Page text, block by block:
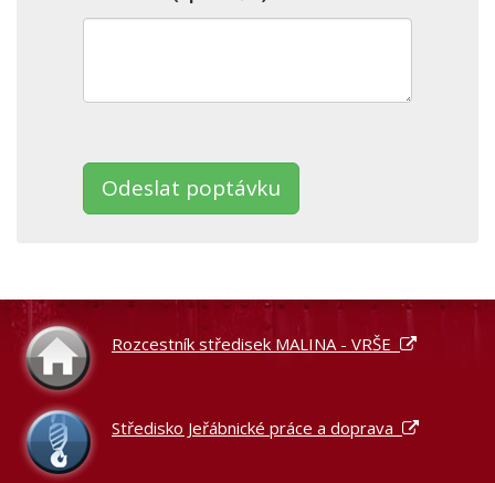
pole
prázdné.
Rozcestník středisek MALINA - VRŠE
Středisko Jeřábnické práce a doprava